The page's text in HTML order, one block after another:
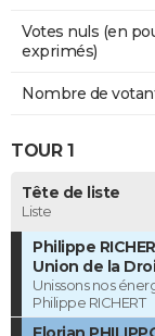
Votes nuls (en
exprimés)
Nombre de
TOUR 1
Tête de liste
Liste
Philippe
Union de la
Unissons nos
Philippe RICHERT